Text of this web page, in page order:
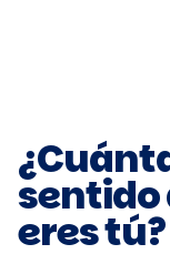
sentido
eres tú?